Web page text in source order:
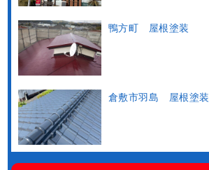
鴨方町 屋根塗装
倉敷市羽島 屋根塗装